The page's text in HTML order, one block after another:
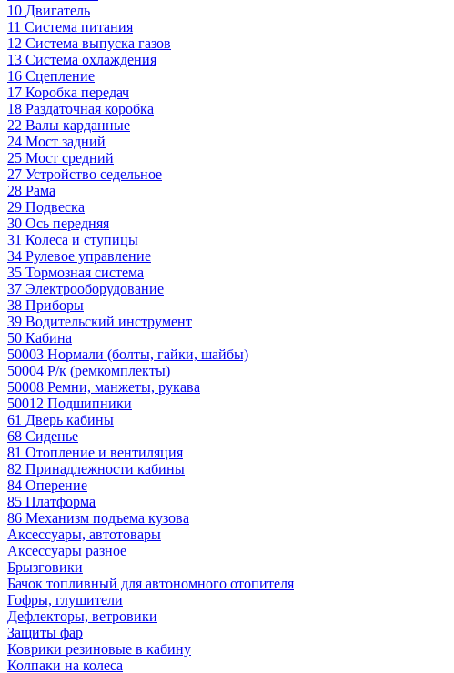
10 Двигатель
11 Система питания
12 Система выпуска газов
13 Система охлаждения
16 Сцепление
17 Коробка передач
18 Раздаточная коробка
22 Валы карданные
24 Мост задний
25 Мост средний
27 Устройство седельное
28 Рама
29 Подвеска
30 Ось передняя
31 Колеса и ступицы
34 Рулевое управление
35 Тормозная система
37 Электрооборудование
38 Приборы
39 Водительский инструмент
50 Кабина
50003 Нормали (болты, гайки, шайбы)
50004 Р/к (ремкомплекты)
50008 Ремни, манжеты, рукава
50012 Подшипники
61 Дверь кабины
68 Сиденье
81 Отопление и вентиляция
82 Принадлежности кабины
84 Оперение
85 Платформа
86 Механизм подъема кузова
Аксессуары, автотовары
Аксессуары разное
Брызговики
Бачок топливный для автономного отопителя
Гофры, глушители
Дефлекторы, ветровики
Защиты фар
Коврики резиновые в кабину
Колпаки на колеса